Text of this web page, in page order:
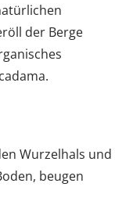
der Berge
Wurzelhals und
beugen